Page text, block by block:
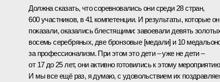
Должна сказать, что соревновались они среди 28 стран,
600 участников, в 41 компетенции. И результаты, которые
показали, оказались блестящими: завоевали девять
восемь серебряных, две бронзовые [медали] и 10
за профессионализм. При этом это дети – уже не дети –
от 17 до 25 лет, они активно готовились к этому
И мы все ещё раз, я думаю, с удовольствием их